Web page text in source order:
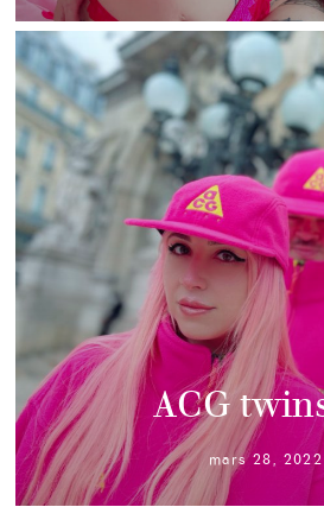
ACG
mars 28, 2022